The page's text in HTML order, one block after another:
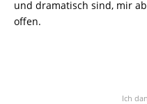
und dramatisch sind, mir
offen.
Ich